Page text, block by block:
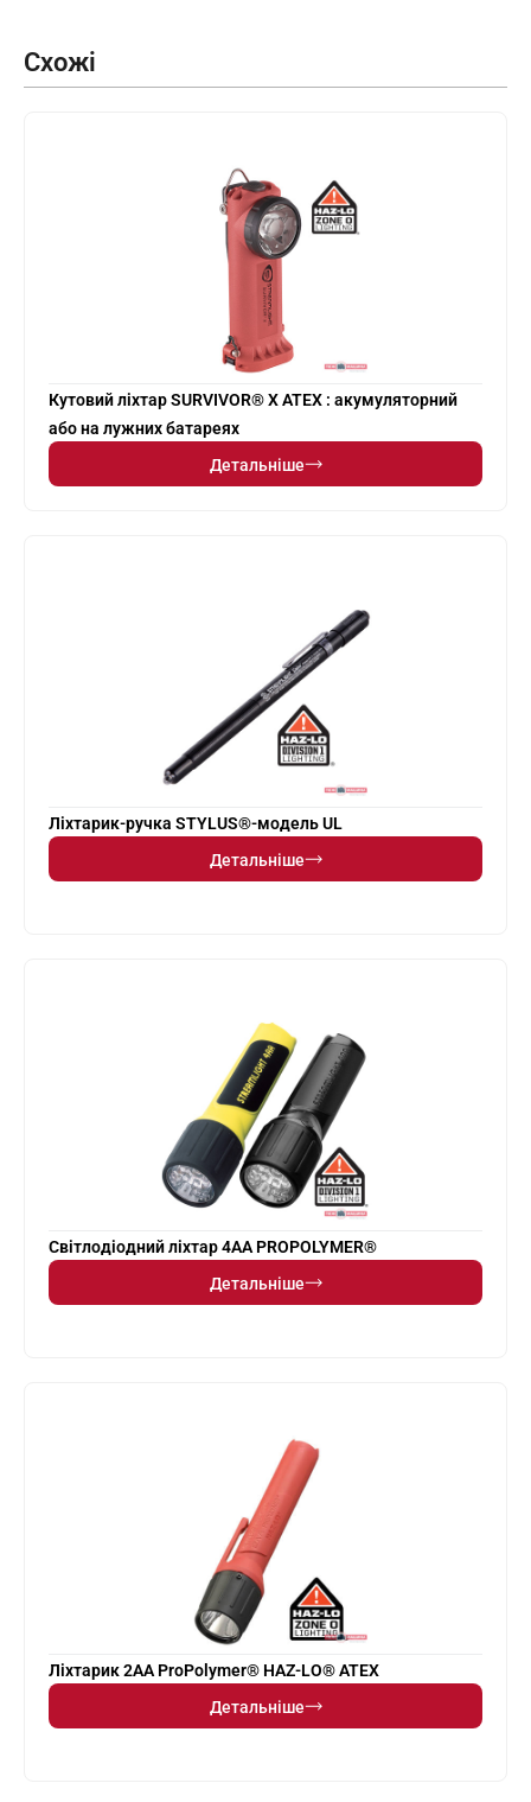
Схожі
Кутовий ліхтар SURVIVOR® X ATEX : акумуляторний
або на лужних батареях
Детальніше
Ліхтарик-ручка STYLUS®-модель UL
Детальніше
Світлодіодний ліхтар 4AA PROPOLYMER®
Детальніше
Ліхтарик 2AA ProPolymer® HAZ-LO® ATEX
Детальніше